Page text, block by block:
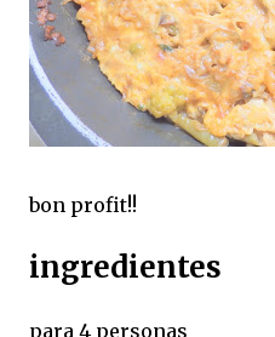
bon profit!!
ingredientes
para 4 personas